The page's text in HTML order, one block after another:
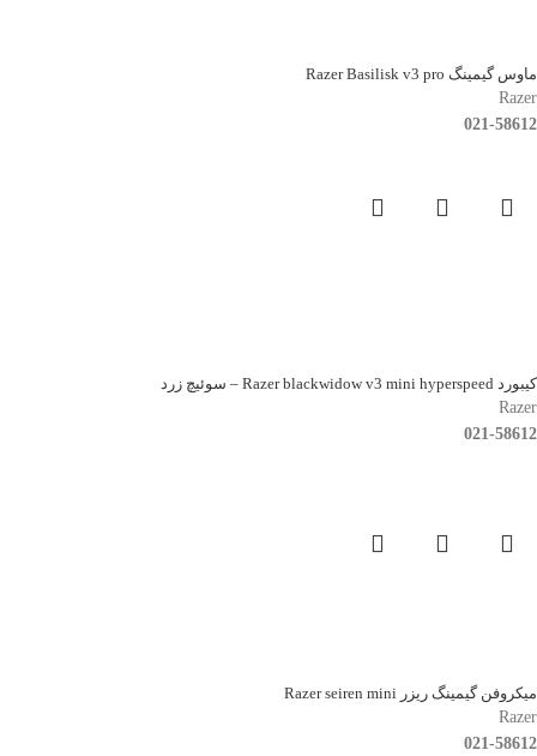
ماوس گیمینگ Razer Basilisk v3 pro
Razer
021-58612
کیبورد Razer blackwidow v3 mini hyperspeed – سوئیچ زرد
Razer
021-58612
میکروفن گیمینگ ریزر Razer seiren mini
Razer
021-58612